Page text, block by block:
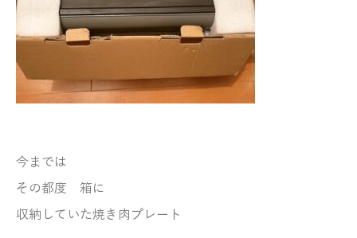
今までは
その都度 箱に
収納していた焼き肉プレート